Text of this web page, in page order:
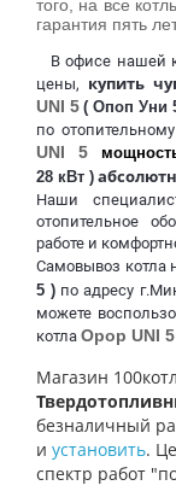
того, на все
гарантия пять
В офисе нашей
цены, купить
UNI 5 ( Опоп Уни
по
UNI 5
28 кВт )
Наши
отопительное
работе и
Самовывоз котла
5 ) по адресу
можете
котла Opop UNI 5
Магазин
безналичный
и установить.
спектр работ